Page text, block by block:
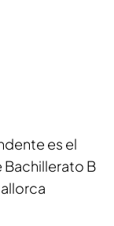
es el
Bachillerato B